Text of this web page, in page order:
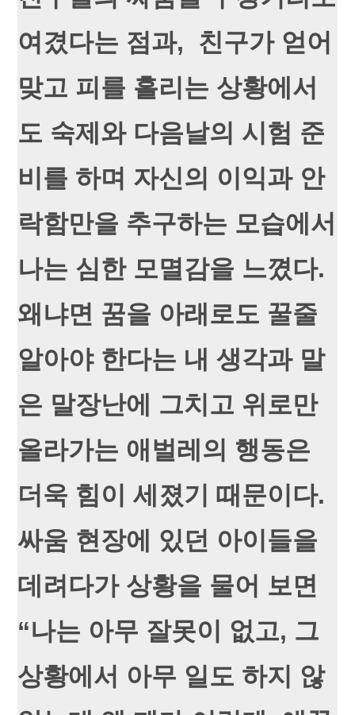
여겼다는 점과, 친구가 얻어
맞고 피를 흘리는 상황에서
도 숙제와 다음날의 시험 준
비를 하며 자신의 이익과 안
락함만을 추구하는 모습에서
나는 심한 모멸감을 느꼈다.
왜냐면 꿈을 아래로도 꿀줄
알아야 한다는 내 생각과 말
은 말장난에 그치고 위로만
올라가는 애벌레의 행동은
더욱 힘이 세졌기 때문이다.
싸움 현장에 있던 아이들을
데려다가 상황을 물어 보면
“나는 아무 잘못이 없고, 그
상황에서 아무 일도 하지 않